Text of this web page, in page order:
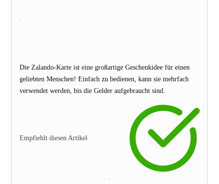
Die Zalando-Karte ist eine großartige Geschenkidee für einen
geliebten Menschen! Einfach zu bedienen, kann sie mehrfach
verwendet werden, bis die Gelder aufgebraucht sind.
Empfiehlt diesen Artikel